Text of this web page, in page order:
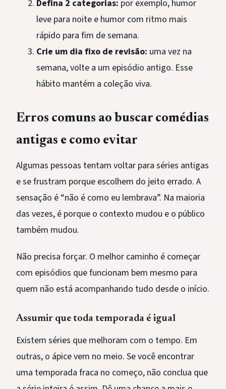
Defina 2 categorias: por exemplo, humor
leve para noite e humor com ritmo mais
rápido para fim de semana.
Crie um dia fixo de revisão: uma vez na
semana, volte a um episódio antigo. Esse
hábito mantém a coleção viva.
Erros comuns ao buscar comédias
antigas e como evitar
Algumas pessoas tentam voltar para séries antigas
e se frustram porque escolhem do jeito errado. A
sensação é “não é como eu lembrava”. Na maioria
das vezes, é porque o contexto mudou e o público
também mudou.
Não precisa forçar. O melhor caminho é começar
com episódios que funcionam bem mesmo para
quem não está acompanhando tudo desde o início.
Assumir que toda temporada é igual
Existem séries que melhoram com o tempo. Em
outras, o ápice vem no meio. Se você encontrar
uma temporada fraca no começo, não conclua que